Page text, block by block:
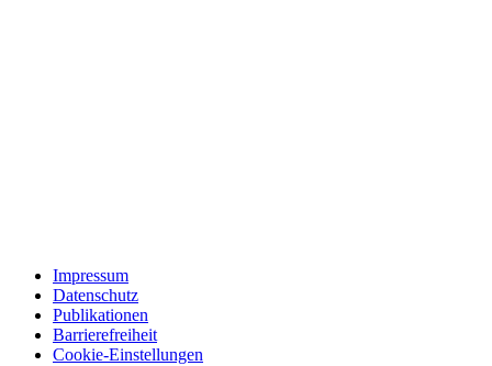
Impressum
Datenschutz
Publikationen
Barrierefreiheit
Cookie-Einstellungen